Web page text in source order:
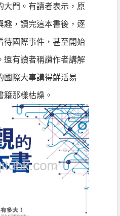
大門。有讀者表示，原
趣，讀完這本書後，逐
待國際事件，甚至開始
還有讀者稱讚作者講解
國際大事講得鮮活易
籍那樣枯燥。